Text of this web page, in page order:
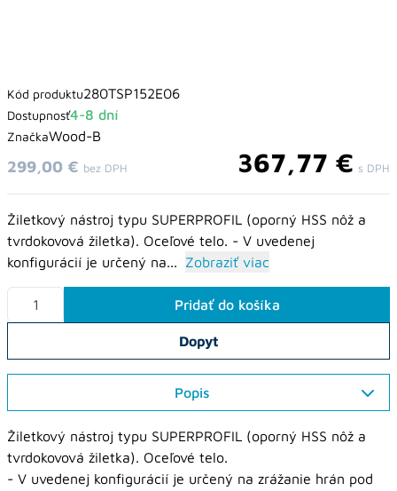
Kód produktu280TSP152E06
ZnačkaWood-B
Dostupnosť4-8 dní
299,00 € bez DPH 367,77 € s DPH
Žiletkový nástroj typu SUPERPROFIL (oporný HSS nôž a
tvrdokovová žiletka). Oceľové telo. - V uvedenej
konfigurácií je určený na...
Zobraziť viac
Pridať do košíka
Dopyt
Popis
Žiletkový nástroj typu SUPERPROFIL (oporný HSS nôž a
tvrdokovová žiletka). Oceľové telo.
- V uvedenej konfigurácií je určený na zrážanie hrán pod